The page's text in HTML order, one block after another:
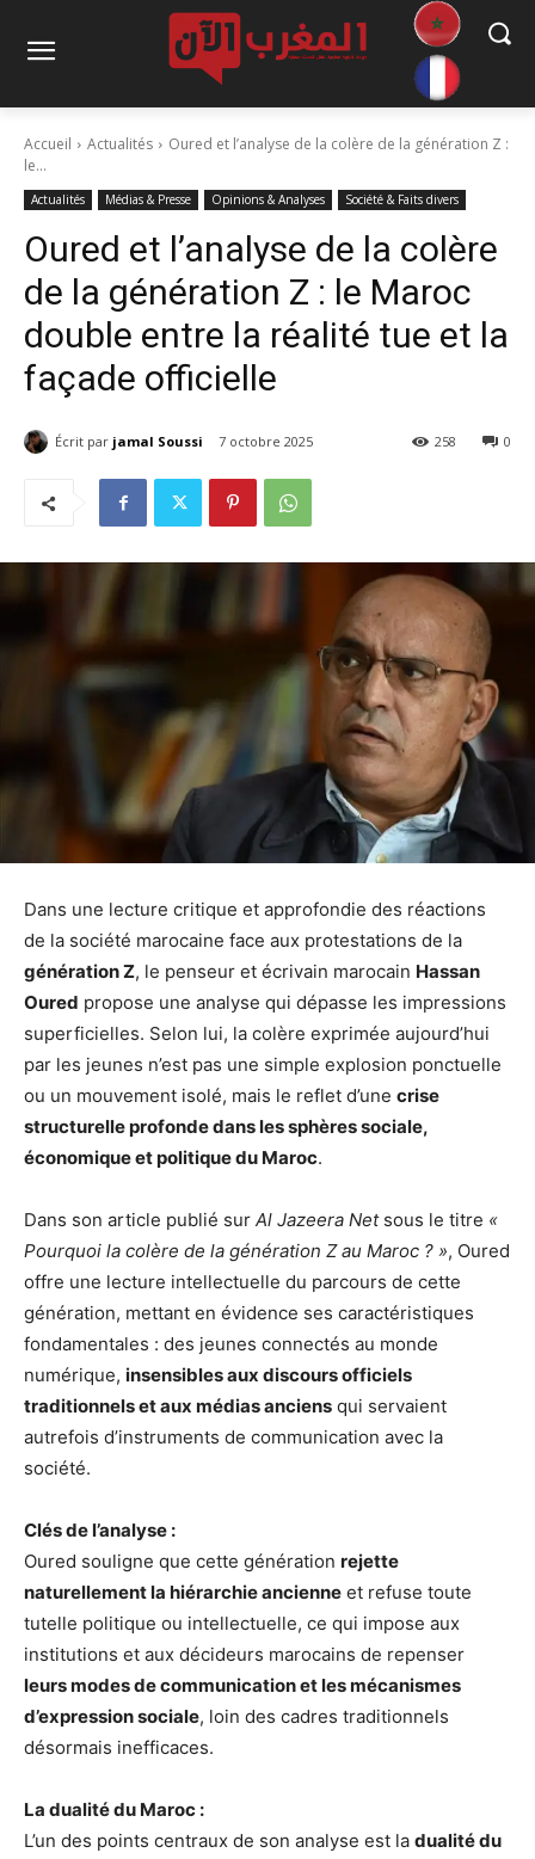
Accueil Actualités
Oured et l’analyse de la colère de la génération Z :
le...
Actualités Médias & Presse Opinions & Analyses Société & Faits divers
Oured et l’analyse de la colère
de la génération Z : le Maroc
double entre la réalité tue et la
façade officielle
Écrit par jamal Soussi 7 octobre 2025 0
258
Dans une lecture critique et approfondie des réactions
de la société marocaine face aux protestations de la
génération Z, le penseur et écrivain marocain Hassan
Oured propose une analyse qui dépasse les impressions
superficielles. Selon lui, la colère exprimée aujourd’hui
par les jeunes n’est pas une simple explosion ponctuelle
ou un mouvement isolé, mais le reflet d’une crise
structurelle profonde dans les sphères sociale,
économique et politique du Maroc.
Dans son article publié sur Al Jazeera Netsous le titre «
Pourquoi la colère de la génération Z au Maroc ? », Oured
offre une lecture intellectuelle du parcours de cette
génération, mettant en évidence ses caractéristiques
fondamentales : des jeunes connectés au monde
numérique, insensibles aux discours officiels
traditionnels et aux médias anciens qui servaient
autrefois d’instruments de communication avec la
société.
Clés de l’analyse :
Oured souligne que cette génération rejette
naturellement la hiérarchie ancienne et refuse toute
tutelle politique ou intellectuelle, ce qui impose aux
institutions et aux décideurs marocains de repenser
leurs modes de communication et les mécanismes
d’expression sociale, loin des cadres traditionnels
désormais inefficaces.
La dualité du Maroc :
L’un des points centraux de son analyse est la dualité du